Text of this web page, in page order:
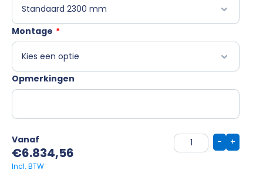
*
Montage
Opmerkingen
Vanaf
€6.834,56
+
-